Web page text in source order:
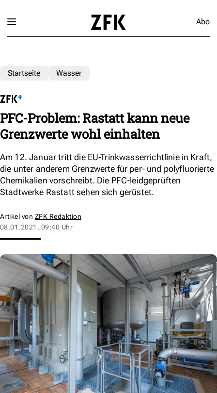
Abo
Startseite Wasser
PFC-Problem: Rastatt kann neue
Grenzwerte wohl einhalten
Am 12. Januar tritt die EU-Trinkwasserrichtlinie in Kraft,
die unter anderem Grenzwerte für per- und polyfluorierte
Chemikalien vorschreibt. Die PFC-leidgeprüften
Stadtwerke Rastatt sehen sich gerüstet.
Artikel von ZFK Redaktion
08.01.2021, 09:40 Uhr